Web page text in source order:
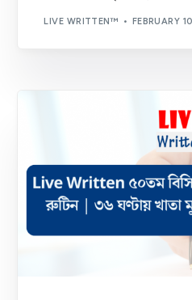
LIVE WRITTEN™ FEBRUARY